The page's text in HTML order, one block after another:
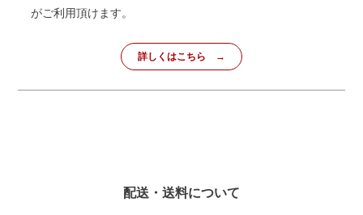
がご利用頂けます。
詳しくはこちら
配送・送料について